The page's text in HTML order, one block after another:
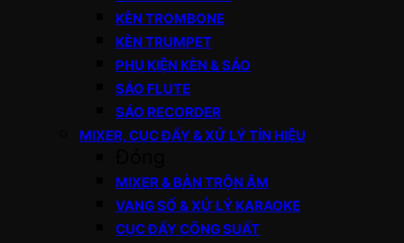
KÈN TROMBONE
KÈN TRUMPET
PHỤ KIỆN KÈN & SÁO
SÁO FLUTE
SÁO RECORDER
MIXER, CỤC ĐẨY & XỬ LÝ TÍN HIỆU
MIXER & BÀN TRỘN ÂM
VANG SỐ & XỬ LÝ KARAOKE
CỤC ĐẨY CÔNG SUẤT